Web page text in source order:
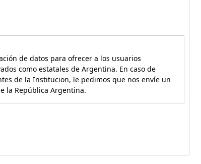
de datos para ofrecer a los usuarios
como estatales de Argentina. En caso de
de la Institucion, le pedimos que nos envíe un
la República Argentina.